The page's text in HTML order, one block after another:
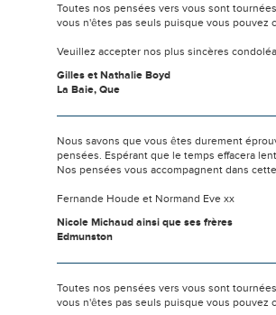
Toutes nos pensées vers vous sont
vous n'êtes pas seuls puisque vous pouvez
Veuillez accepter nos plus sincères
Gilles et Nathalie Boyd
La Baie, Que
Nous savons que vous êtes durement
pensées. Espérant que le temps effacera
Nos pensées vous accompagnent dans
Fernande Houde et Normand Eve xx
Nicole Michaud ainsi que ses frères
Edmunston
Toutes nos pensées vers vous sont
vous n'êtes pas seuls puisque vous pouvez